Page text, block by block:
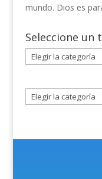
mundo. Dios es
Seleccione un
Seleccione
un